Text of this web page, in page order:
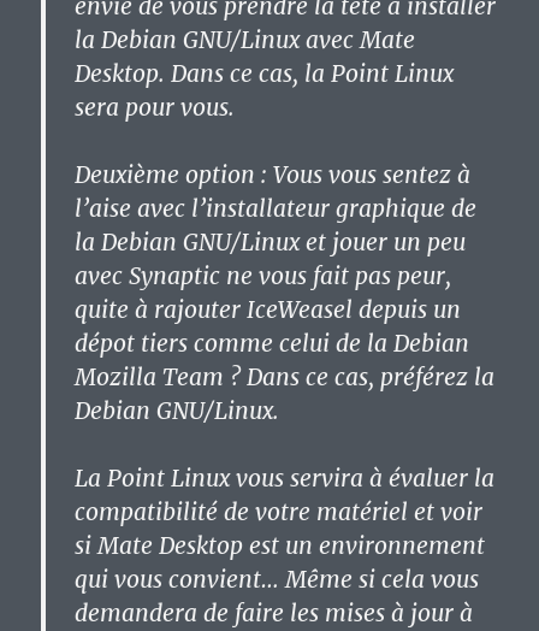
envie de vous prendre la tête à installer
la Debian GNU/Linux avec Mate
Desktop. Dans ce cas, la Point Linux
sera pour vous.
Deuxième option : Vous vous sentez à
l’aise avec l’installateur graphique de
la Debian GNU/Linux et jouer un peu
avec Synaptic ne vous fait pas peur,
quite à rajouter IceWeasel depuis un
dépot tiers comme celui de la Debian
Mozilla Team ? Dans ce cas, préférez la
Debian GNU/Linux.
La Point Linux vous servira à évaluer la
compatibilité de votre matériel et voir
si Mate Desktop est un environnement
qui vous convient… Même si cela vous
demandera de faire les mises à jour à